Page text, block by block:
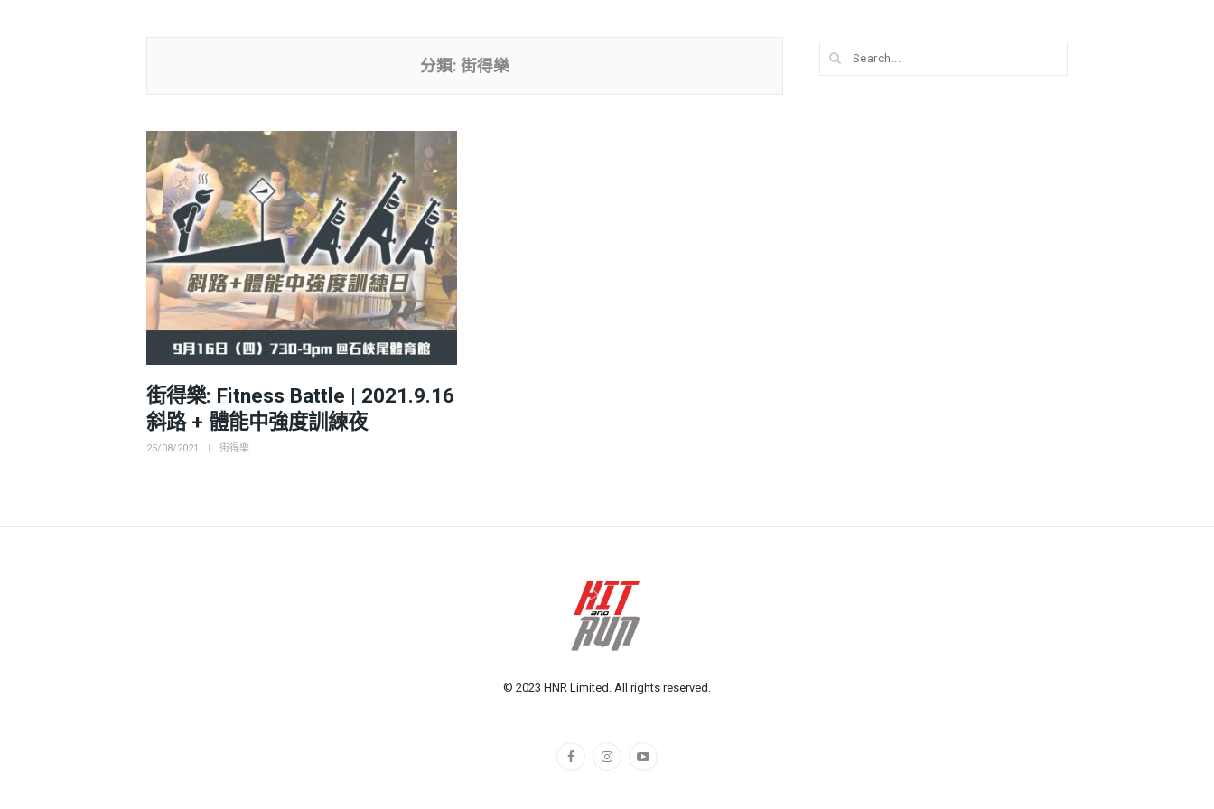
分類: 街得樂
街得樂: Fitness Battle | 2021.9.16
斜路 + 體能中強度訓練夜
Posted
25/08/2021 Categories
街得樂
© 2023 HNR Limited. All rights reserved.